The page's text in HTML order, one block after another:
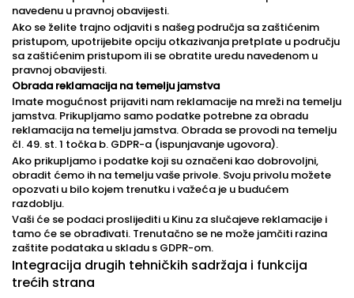
navedenu u pravnoj obavijesti.
Ako se želite trajno odjaviti s našeg područja sa zaštićenim
pristupom, upotrijebite opciju otkazivanja pretplate u području
sa zaštićenim pristupom ili se obratite uredu navedenom u
pravnoj obavijesti.
Obrada reklamacija na temelju jamstva
Imate mogućnost prijaviti nam reklamacije na mreži na temelju
jamstva. Prikupljamo samo podatke potrebne za obradu
reklamacija na temelju jamstva. Obrada se provodi na temelju
čl. 49. st. 1 točka b. GDPR-a (ispunjavanje ugovora).
Ako prikupljamo i podatke koji su označeni kao dobrovoljni,
obradit ćemo ih na temelju vaše privole. Svoju privolu možete
opozvati u bilo kojem trenutku i važeća je u budućem
razdoblju.
Vaši će se podaci proslijediti u Kinu za slučajeve reklamacije i
tamo će se obrađivati. Trenutačno se ne može jamčiti razina
zaštite podataka u skladu s GDPR-om.
Integracija drugih tehničkih sadržaja i funkcija
trećih strana